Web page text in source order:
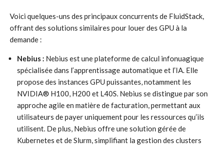
Voici quelques-uns des principaux concurrents de FluidStack,
offrant des solutions similaires pour louer des GPU à la
demande :
Nebius : Nebius est une plateforme de calcul infonuagique
spécialisée dans l’apprentissage automatique et l’IA. Elle
propose des instances GPU puissantes, notamment les
NVIDIA® H100, H200 et L40S. Nebius se distingue par son
approche agile en matière de facturation, permettant aux
utilisateurs de payer uniquement pour les ressources qu’ils
utilisent. De plus, Nebius offre une solution gérée de
Kubernetes et de Slurm, simplifiant la gestion des clusters